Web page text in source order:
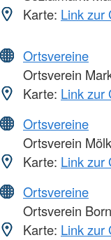
Karte: Link zur
Ortsvereine
Ortsverein
Karte: Link zur
Ortsvereine
Ortsverein
Karte: Link zur
Ortsvereine
Ortsverein
Karte: Link zur